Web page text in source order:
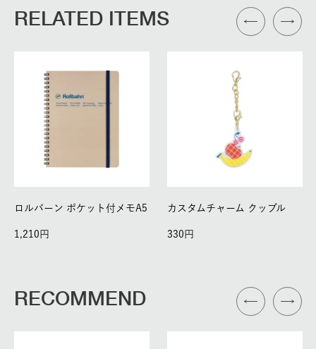
RELATED ITEMS
ロルバーン ポケット付メモA5
1,210
カスタムチャーム クッブル
330
RECOMMEND